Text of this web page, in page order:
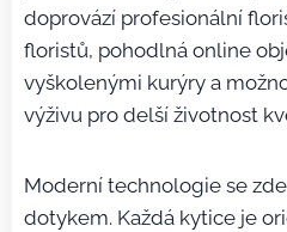
doprovází profesionální
floristů, pohodlná online
vyškolenými kurýry a
výživu pro delší životnost
Moderní technologie se
dotykem. Každá kytice je